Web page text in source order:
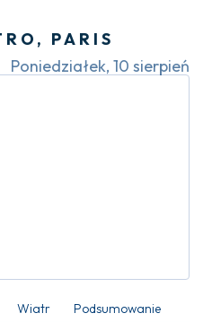
PARIS
Poniedziałek, 10 sierpień
Wiatr Podsumowanie